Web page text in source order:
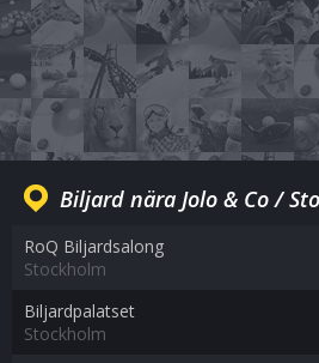
Biljard nära Jolo & Co /
RoQ Biljardsalong
Stockholm
Biljardpalatset
Stockholm